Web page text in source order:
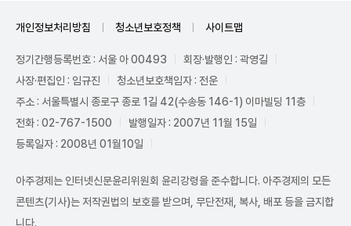
개인정보처리방침 청소년보호정책 사이트맵
정기간행등록번호 : 서울 아 00493
회장·발행인 : 곽영길
사장·편집인 : 임규진
청소년보호책임자 : 전운
주소 : 서울특별시 종로구 종로 1길 42(수송동 146-1) 이마빌딩 11층
전화 : 02-767-1500
발행일자 : 2007년 11월 15일
등록일자 : 2008년 01월10일
아주경제는 인터넷신문윤리위원회 윤리강령을 준수합니다. 아주경제의 모든
콘텐츠(기사)는 저작권법의 보호를 받으며, 무단전재, 복사, 배포 등을 금지합
니다.